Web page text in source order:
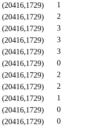
(20416,1729) 1
(20416,1729) 2
(20416,1729) 3
(20416,1729) 3
(20416,1729) 3
(20416,1729) 0
(20416,1729) 2
(20416,1729) 2
(20416,1729) 1
(20416,1729) 0
(20416,1729) 0